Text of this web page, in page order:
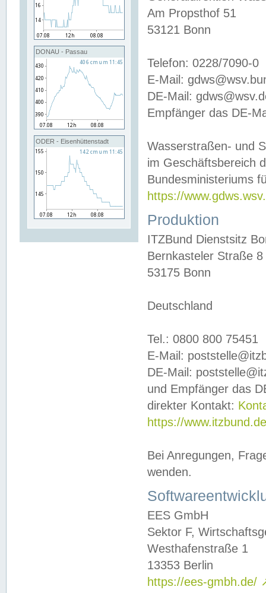
DONAU - Passau
ODER - Eisenhüttenstadt
Am Propsthof 51
53121 Bonn
Telefon: 0228/7090-0
E-Mail:
DE-Mail:
Empfänger das DE-
Wasserstraßen- und
im Geschäftsbereich
Bundesministeriums
https://
Produktion
ITZBund Dienstsitz
Bernkasteler Straße 8
53175 Bonn
Deutschland
Tel.: 0800 800 75451
E-Mail:
DE-Mail:
und Empfänger das
direkter Kontakt:
https://
Bei Anregungen,
wenden.
EES GmbH
Sektor F,
Westhafenstraße 1
13353 Berlin
https://ees-gmbh.de/